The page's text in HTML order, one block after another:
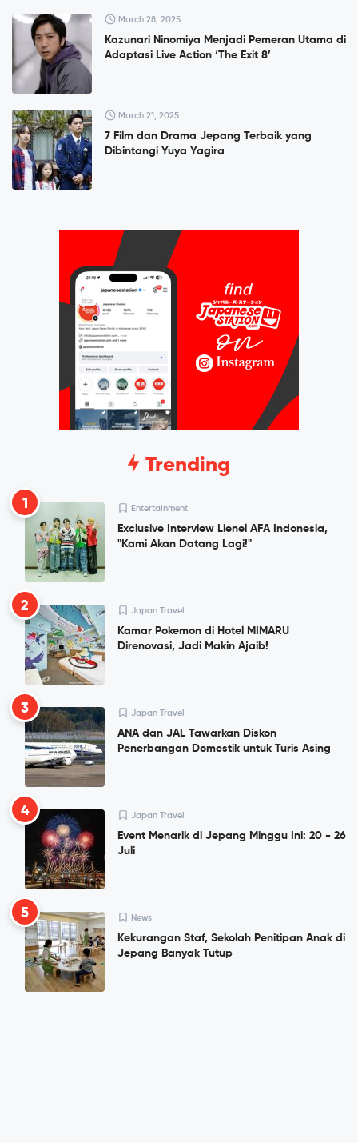
March 28, 2025
Kazunari Ninomiya Menjadi Pemeran Utama di
Adaptasi Live Action ‘The Exit 8’
March 21, 2025
7 Film dan Drama Jepang Terbaik yang
Dibintangi Yuya Yagira
Trending
1 Entertainment
Exclusive Interview Lienel AFA Indonesia,
"Kami Akan Datang Lagi!"
2 Japan Travel
Kamar Pokemon di Hotel MIMARU
Direnovasi, Jadi Makin Ajaib!
3 Japan Travel
ANA dan JAL Tawarkan Diskon
Penerbangan Domestik untuk Turis Asing
4 Japan Travel
Event Menarik di Jepang Minggu Ini: 20 - 26
Juli
5 News
Kekurangan Staf, Sekolah Penitipan Anak di
Jepang Banyak Tutup